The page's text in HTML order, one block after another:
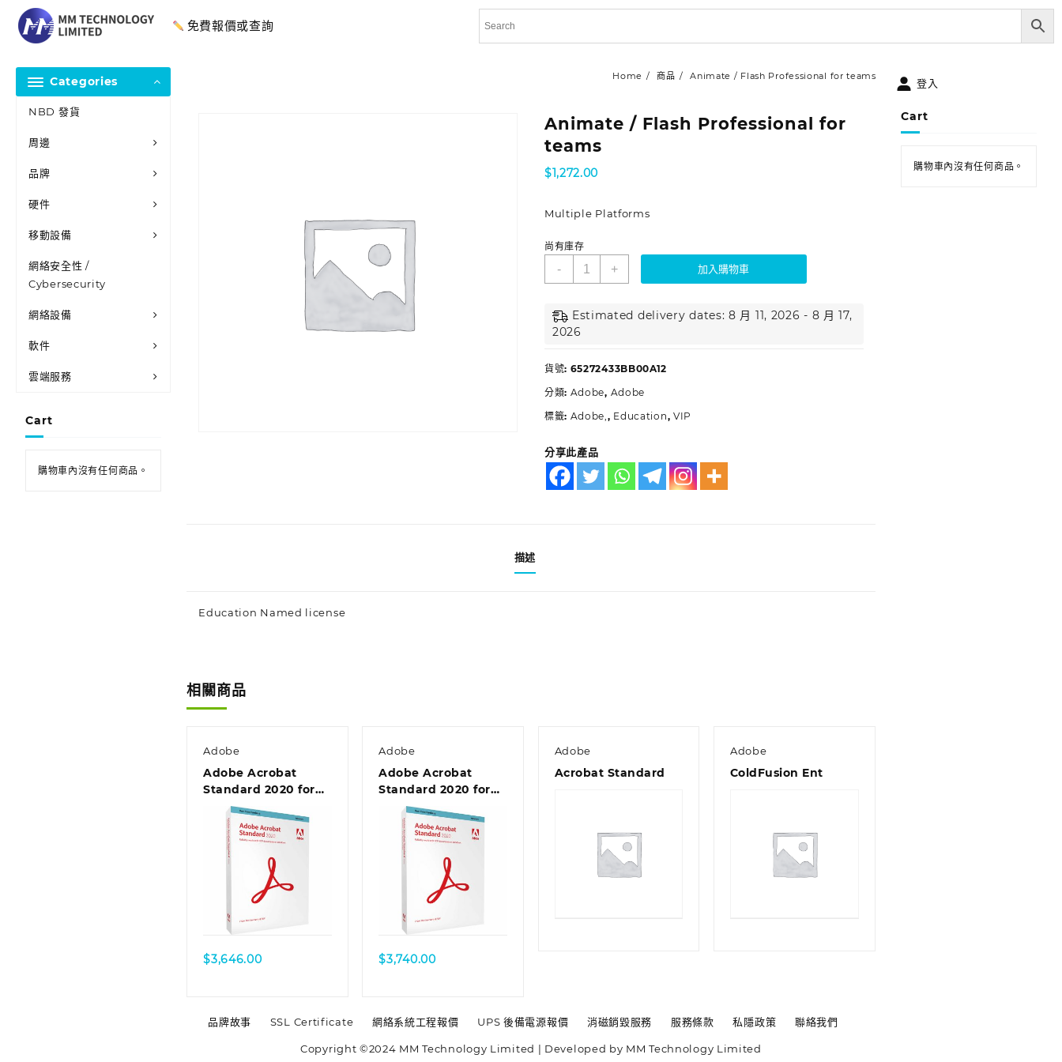
免費報價或查詢
Categories
NBD 發貨
周邊
品牌
硬件
移動設備
網絡安全性 /
Cybersecurity
網絡設備
軟件
雲端服務
Cart
購物車內沒有任何商品。
Home 商品 Animate / Flash Professional for teams
Animate / Flash Professional for
teams
$1,272.00
Multiple Platforms
尚有庫存
- + 加入購物車
Estimated delivery dates: 8 月 11, 2026 - 8 月 17,
2026
貨號: 65272433BB00A12
分類: Adobe, Adobe
標籤: Adobe,, Education, VIP
分享此產品
描述
Education Named license
相關商品
Adobe
Adobe Acrobat
Standard 2020 for
Windows (AOO
License) – 中文繁體
$3,646.00
Adobe
Adobe Acrobat
Standard 2020 for
Windows Boxset – 中
文繁體
$3,740.00
Adobe
Acrobat Standard
Adobe
ColdFusion Ent
登入
Cart
購物車內沒有任何商品。
品牌故事 SSL Certificate 網絡系統工程報價 UPS 後備電源報價 消磁銷毀服務 服務條款 私隱政策 聯絡我們
Copyright ©2024 MM Technology Limited | Developed by MM Technology Limited